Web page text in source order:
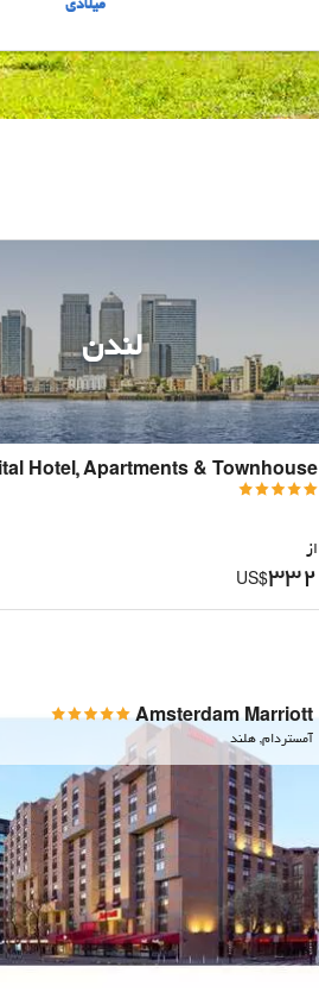
ميلادى
لندن
Hotel, Apartments & Townhouse
از
US$332
Amsterdam Marriott
آمستردام, هلند